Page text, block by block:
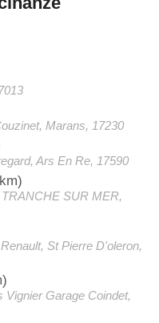
Marans, 17230
Ars En Re, 17590
SUR MER,
St Pierre D'oleron,
Vignier Garage Coindet,